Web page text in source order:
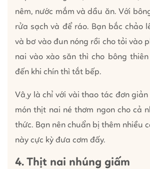
nêm, nước mắm và dầu ăn. Với
rửa sạch và để ráo. Bạn bắc chảo
và bơ vào đun nóng rồi cho tỏi vào
nai vào xào săn thì cho bông
đến khi chín thì tắt bếp.
Vậy là chỉ với vài thao tác đơn
món thịt nai né thơm ngon cho cả
thức. Bạn nên chuẩn bị thêm nhiều
này cực kỳ đưa cơm đấy.
4. Thịt nai nhúng giấm